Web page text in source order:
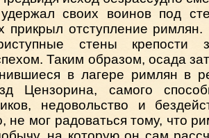
своих воинов под
прикрыл отступление
стены крепости
Таким образом, осада
в лагере римлян в
Цензорина, самого
недовольство и
не мог радоваться тому, что